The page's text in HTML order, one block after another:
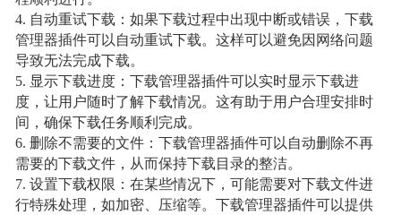
4. 自动重试下载：如果下载过程中出现中断或错误，下载
管理器插件可以自动重试下载。这样可以避免因网络问题
导致无法完成下载。
5. 显示下载进度：下载管理器插件可以实时显示下载进
度，让用户随时了解下载情况。这有助于用户合理安排时
间，确保下载任务顺利完成。
6. 删除不需要的文件：下载管理器插件可以自动删除不再
需要的下载文件，从而保持下载目录的整洁。
7. 设置下载权限：在某些情况下，可能需要对下载文件进
行特殊处理，如加密、压缩等。下载管理器插件可以提供